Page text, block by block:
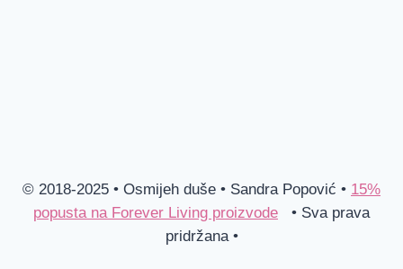
© 2018-2025 • Osmijeh duše • Sandra Popović • 15%
popusta na Forever Living proizvode • Sva prava
pridržana •